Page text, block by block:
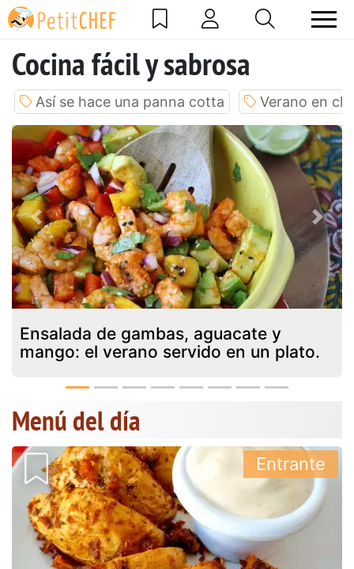
Cocina fácil y sabrosa
Así se hace una panna cotta Verano en
Ensalada de gambas, aguacate y
mango: el verano servido en un plato.
Previous Next
Menú del día
Entrante